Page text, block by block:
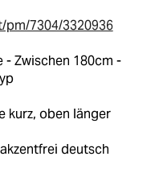
pm/7304/3320936
- Zwischen 180cm -
kurz, oben länger
deutsch